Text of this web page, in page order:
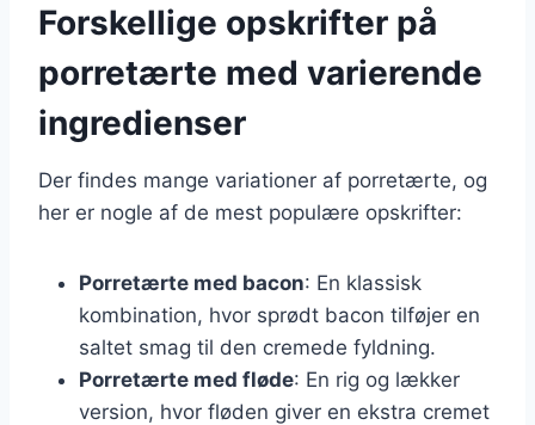
Forskellige opskrifter på
porretærte med varierende
ingredienser
Der findes mange variationer af porretærte, og
her er nogle af de mest populære opskrifter:
Porretærte med bacon: En klassisk
kombination, hvor sprødt bacon tilføjer en
saltet smag til den cremede fyldning.
Porretærte med fløde: En rig og lækker
version, hvor fløden giver en ekstra cremet